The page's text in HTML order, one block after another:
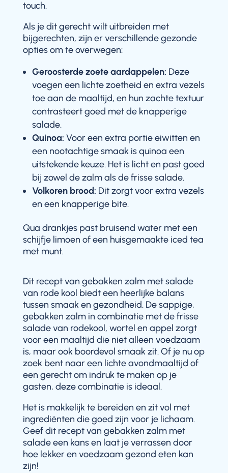
touch.
Als je dit gerecht wilt uitbreiden met
bijgerechten, zijn er verschillende gezonde
opties om te overwegen:
Geroosterde zoete aardappelen: Deze
voegen een lichte zoetheid en extra vezels
toe aan de maaltijd, en hun zachte textuur
contrasteert goed met de knapperige
salade.
Quinoa: Voor een extra portie eiwitten en
een nootachtige smaak is quinoa een
uitstekende keuze. Het is licht en past goed
bij zowel de zalm als de frisse salade.
Volkoren brood: Dit zorgt voor extra vezels
en een knapperige bite.
Qua drankjes past bruisend water met een
schijfje limoen of een huisgemaakte iced tea
met munt.
Dit recept van gebakken zalm met salade
van rode kool biedt een heerlijke balans
tussen smaak en gezondheid. De sappige,
gebakken zalm in combinatie met de frisse
salade van rodekool, wortel en appel zorgt
voor een maaltijd die niet alleen voedzaam
is, maar ook boordevol smaak zit. Of je nu op
zoek bent naar een lichte avondmaaltijd of
een gerecht om indruk te maken op je
gasten, deze combinatie is ideaal.
Het is makkelijk te bereiden en zit vol met
ingrediënten die goed zijn voor je lichaam.
Geef dit recept van gebakken zalm met
salade een kans en laat je verrassen door
hoe lekker en voedzaam gezond eten kan
zijn!